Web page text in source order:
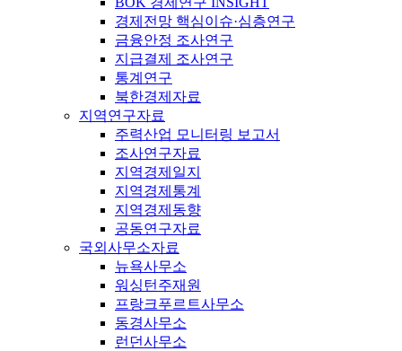
경제전망 핵심이슈·심층연구
금융안정 조사연구
지급결제 조사연구
통계연구
북한경제자료
지역연구자료
주력산업 모니터링 보고서
조사연구자료
지역경제일지
지역경제통계
지역경제동향
공동연구자료
국외사무소자료
뉴욕사무소
워싱턴주재원
프랑크푸르트사무소
동경사무소
런던사무소